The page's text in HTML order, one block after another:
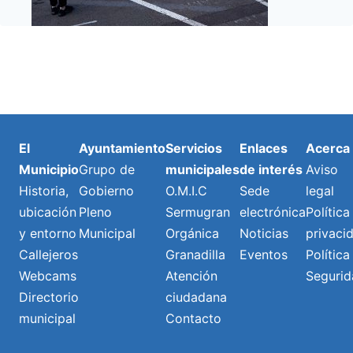
El
Municipio
Historia,
ubicación
y entorno
Callejeros
Webcams
Directorio
municipal
Ayuntamiento
Grupo de
Gobierno
Pleno
Municipal
Servicios
municipales
O.M.I.C
Sermugran
Orgánica
Granadilla
Atención
ciudadana
Contacto
Enlaces
de interés
Sede
electrónica
Noticias
Eventos
Acerca
Aviso
legal
Política
Política